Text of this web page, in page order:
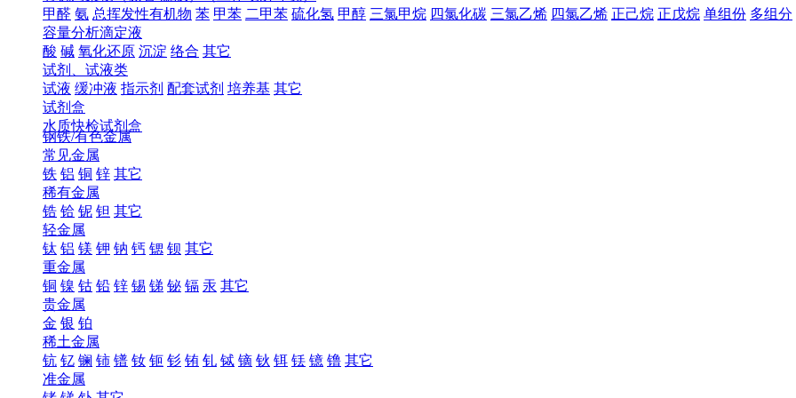
甲醛 氨 总挥发性有机物 苯 甲苯 二甲苯 硫化氢 甲醇 三氯甲烷 四氯化碳 三氯乙烯 四氯乙烯 正己烷 正戊烷 单组份 多组分
容量分析滴定液
酸 碱 氧化还原 沉淀 络合 其它
试剂、试液类
试液 缓冲液 指示剂 配套试剂 培养基 其它
试剂盒
水质快检试剂盒
钢铁/有色金属
常见金属
铁 铝 铜 锌 其它
稀有金属
锆 铪 铌 钽 其它
轻金属
钛 铝 镁 钾 钠 钙 锶 钡 其它
重金属
铜 镍 钴 铅 锌 锡 锑 铋 镉 汞 其它
贵金属
金 银 铂
稀土金属
钪 钇 镧 铈 镨 钕 钷 钐 铕 钆 铽 镝 钬 铒 铥 镱 镥 其它
准金属